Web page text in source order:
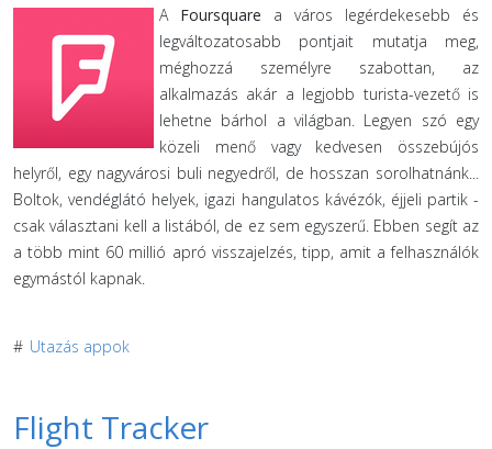
A Foursquare a város legérdekesebb és
legváltozatosabb pontjait mutatja meg,
méghozzá személyre szabottan, az
alkalmazás akár a legjobb turista-vezető is
lehetne bárhol a világban. Legyen szó egy
közeli menő vagy kedvesen összebújós
helyről, egy nagyvárosi buli negyedről, de hosszan sorolhatnánk...
Boltok, vendéglátó helyek, igazi hangulatos kávézók, éjjeli partik -
csak választani kell a listából, de ez sem egyszerű. Ebben segít az
a több mint 60 millió apró visszajelzés, tipp, amit a felhasználók
egymástól kapnak.
# Utazás appok
Flight Tracker